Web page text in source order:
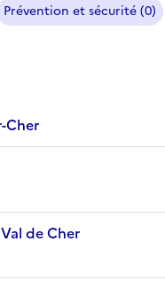
Prévention et sécurité (0)
Cher
de Cher